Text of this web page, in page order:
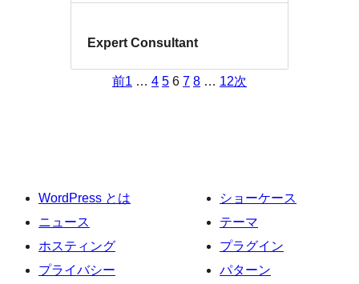
Expert Consultant
前1 … 4 5 6 7 8 … 12次
WordPress とは
ニュース
ホスティング
プライバシー
ショーケース
テーマ
プラグイン
パターン